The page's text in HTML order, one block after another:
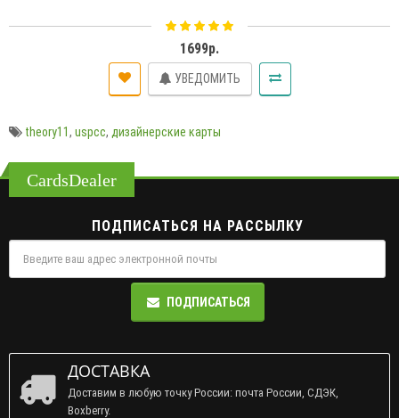
1699р.
УВЕДОМИТЬ
theory11, uspcc, дизайнерские карты
CardsDealer
ПОДПИСАТЬСЯ НА РАССЫЛКУ
ПОДПИСАТЬСЯ
ДОСТАВКА
Доставим в любую точку России: почта России, СДЭК,
Boxberry.